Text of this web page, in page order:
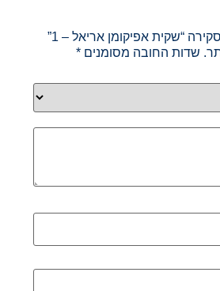
“שקית אפיקומן אריאל – 1”
שדות החובה מסומנים*